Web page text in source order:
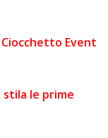
Event
stila le prime